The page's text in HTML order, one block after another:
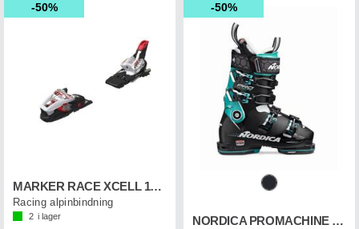
50%
MARKER RACE XCELL 18 Vit
Racing alpinbindning
2 i lager
50%
NORDICA PROMACHINE 115 W GW